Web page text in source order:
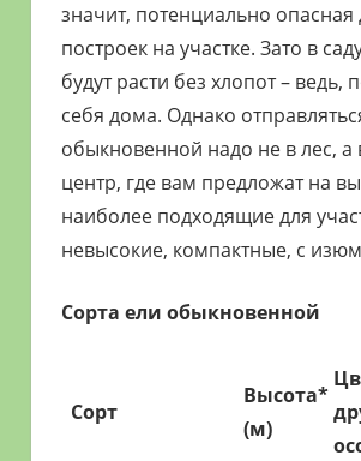
значит, потенциально
построек на участке. Зато в
будут расти без хлопот – ведь,
себя дома. Однако
обыкновенной надо не в лес, а
центр, где вам предложат на
наиболее подходящие для
невысокие, компактные, с
Сорта ели обыкновенной
Сорт
Высота*
(м)